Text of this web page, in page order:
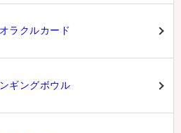
ラクルカード
ギングボウル